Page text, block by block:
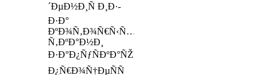
´ÐµÐ½Ð¸Ñ Ð¸Ð·-
Ð·Ð°
ÐºÐ¾Ñ‚Ð¾Ñ€Ñ‹Ñ…
Ñ‚ÐºÐ°Ð½Ð¸
Ð·Ð°Ð¿ÑƒÑÐºÐ°ÑŽÑ‚
Ð¿Ñ€Ð¾Ñ†ÐµÑÑ